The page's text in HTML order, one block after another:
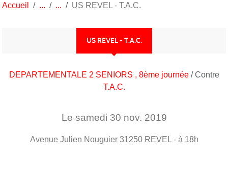
Accueil US REVEL - T.A.C.
US REVEL - T.A.C.
DEPARTEMENTALE 2 SENIORS , 8ème journée / Contre
T.A.C.
Le samedi 30 nov. 2019
Avenue Julien Nouguier 31250 REVEL - à 18h